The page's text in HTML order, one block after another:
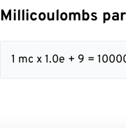
Millicoulombs
1 mc x 1.0e + 9 =